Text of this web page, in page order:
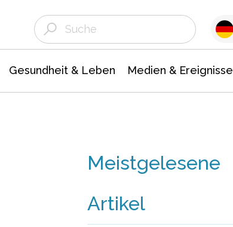
Gesundheit & Leben Medien & Ereignisse
Meistgelesene
Artikel